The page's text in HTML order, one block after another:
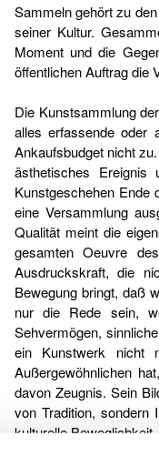
Sammeln gehört zu
seiner Kultur.
Moment und die
öffentlichen Auftrag die
Die Kunstsammlung
alles erfassende oder
Ankaufsbudget nicht
ästhetisches Ereignis
Kunstgeschehen Ende
eine Versammlung
Qualität meint die
gesamten Oeuvre
Ausdruckskraft, die
Bewegung bringt, daß
nur die Rede sein,
Sehvermögen,
ein Kunstwerk nicht
Außergewöhnlichen
davon Zeugnis. Sein
von Tradition, sondern
kulturelle